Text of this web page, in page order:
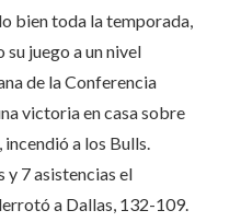
bien toda la temporada,
juego a un nivel
de la Conferencia
victoria en casa sobre
incendió a los Bulls.
y 7 asistencias el
a Dallas, 132-109.